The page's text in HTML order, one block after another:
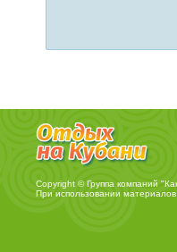
Copyright © Группа компаний
При использовании